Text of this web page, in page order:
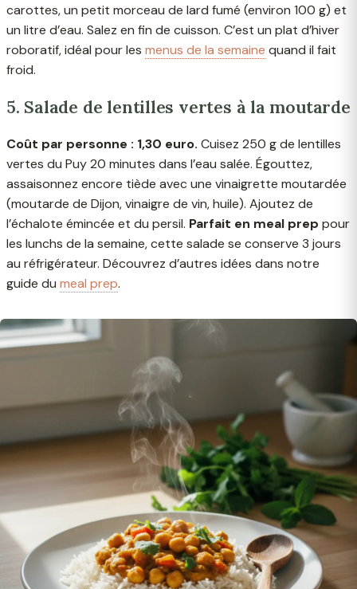
carottes, un petit morceau de lard fumé (environ 100 g) et
un litre d’eau. Salez en fin de cuisson. C’est un plat d’hiver
roboratif, idéal pour les menus de la semaine quand il fait
froid.
5. Salade de lentilles vertes à la moutarde
Coût par personne : 1,30 euro. Cuisez 250 g de lentilles
vertes du Puy 20 minutes dans l’eau salée. Égouttez,
assaisonnez encore tiède avec une vinaigrette moutardée
(moutarde de Dijon, vinaigre de vin, huile). Ajoutez de
l’échalote émincée et du persil. Parfait en meal prep pour
les lunchs de la semaine, cette salade se conserve 3 jours
au réfrigérateur. Découvrez d’autres idées dans notre
guide du meal prep.